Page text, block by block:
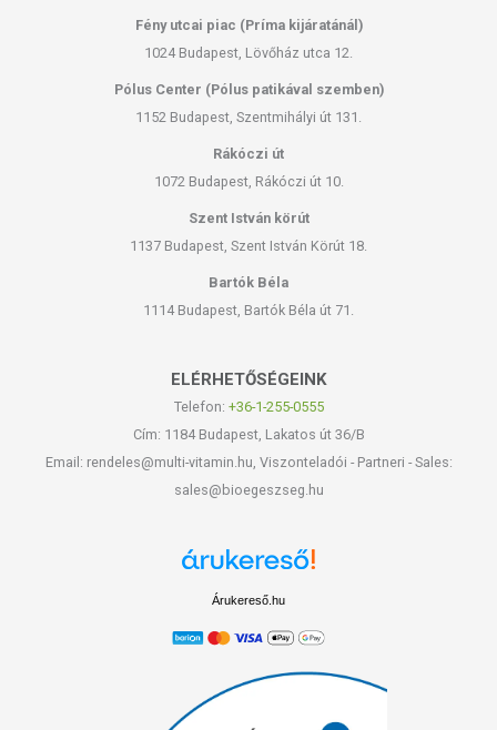
Fény utcai piac (Príma kijáratánál)
1024 Budapest, Lövőház utca 12.
Pólus Center (Pólus patikával szemben)
1152 Budapest, Szentmihályi út 131.
Rákóczi út
1072 Budapest, Rákóczi út 10.
Szent István körút
1137 Budapest, Szent István Körút 18.
Bartók Béla
1114 Budapest, Bartók Béla út 71.
ELÉRHETŐSÉGEINK
Telefon: +36-1-255-0555
Cím: 1184 Budapest, Lakatos út 36/B
Email: rendeles@multi-vitamin.hu, Viszonteladói - Partneri - Sales:
sales@bioegeszseg.hu
Árukereső.hu